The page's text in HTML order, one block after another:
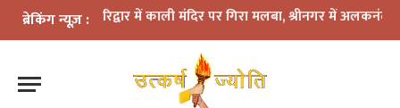
ब्रेकिंग न्यूज़ :
कहर: हरिद्वार में काली मंदिर पर गिरा मलबा, श्रीनगर में अलकनंदा का